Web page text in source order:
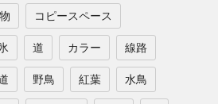
コピースペース
道 カラー 線路
野鳥 紅葉 水鳥